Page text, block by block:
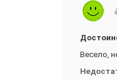
Весело,